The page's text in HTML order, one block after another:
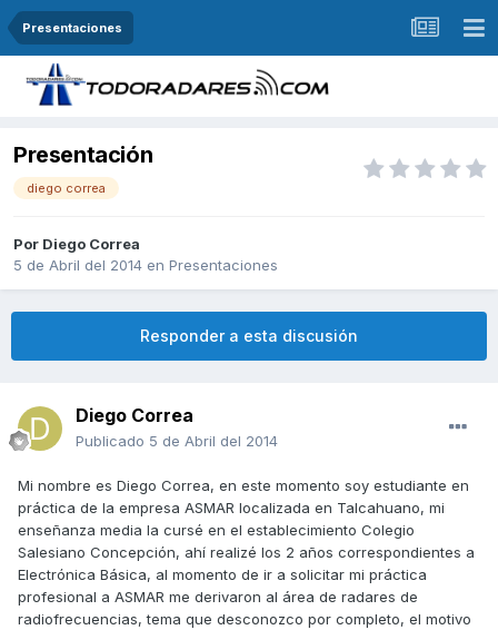
Presentaciones
Presentación
diego correa
Por Diego Correa
5 de Abril del 2014 en Presentaciones
Responder a esta discusión
Diego Correa
Publicado 5 de Abril del 2014
Mi nombre es Diego Correa, en este momento soy estudiante en
práctica de la empresa ASMAR localizada en Talcahuano, mi
enseñanza media la cursé en el establecimiento Colegio
Salesiano Concepción, ahí realizé los 2 años correspondientes a
Electrónica Básica, al momento de ir a solicitar mi práctica
profesional a ASMAR me derivaron al área de radares de
radiofrecuencias, tema que desconozco por completo, el motivo